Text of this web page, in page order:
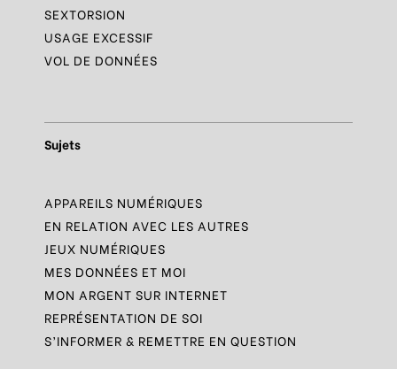
SEXTORSION
USAGE EXCESSIF
VOL DE DONNÉES
Sujets
APPAREILS NUMÉRIQUES
EN RELATION AVEC LES AUTRES
JEUX NUMÉRIQUES
MES DONNÉES ET MOI
MON ARGENT SUR INTERNET
REPRÉSENTATION DE SOI
S’INFORMER & REMETTRE EN QUESTION